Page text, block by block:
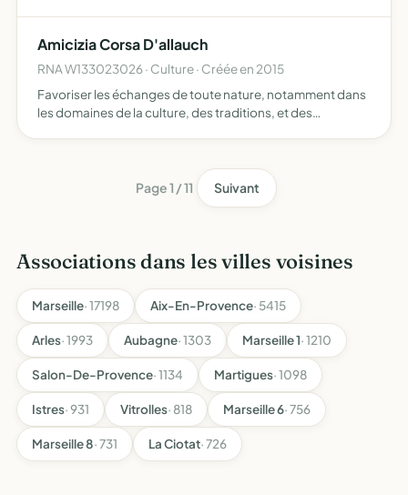
Amicizia Corsa D'allauch
RNA W133023026 · Culture · Créée en 2015
Favoriser les échanges de toute nature, notamment dans
les domaines de la culture, des traditions, et des
Page 1 / 11 Suivant
Associations dans les villes voisines
Marseille· 17198 Aix-En-Provence· 5415
Arles· 1993 Aubagne· 1303 Marseille 1· 1210
Salon-De-Provence· 1134 Martigues· 1098
Istres· 931 Vitrolles· 818 Marseille 6· 756
Marseille 8· 731 La Ciotat· 726